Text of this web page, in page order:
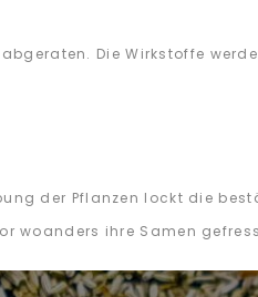
Die Wirkstoffe
der Pflanzen lockt die
woanders ihre Samen